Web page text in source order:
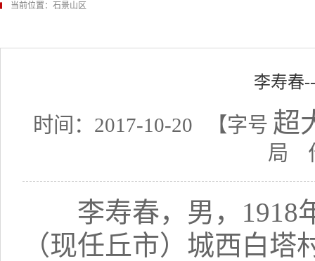
当前位置： 石景山区
李寿春
时间：2017-10-20 【字号 超
局
李寿春，男，1918
（现任丘市）城西白塔